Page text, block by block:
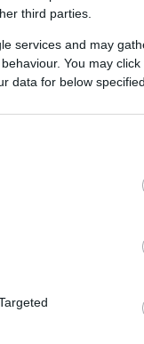
third parties.
services and may
You may
data for below
aki
strapabíró
hanem